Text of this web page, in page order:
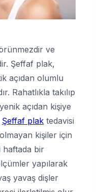
ve
Şeffaf plak,
açıdan olumlu
Rahatlıkla takılıp
açıdan kişiye
Şeffaf plak tedavisi
kişiler için
haftada bir
yapılarak
yavaş dişler